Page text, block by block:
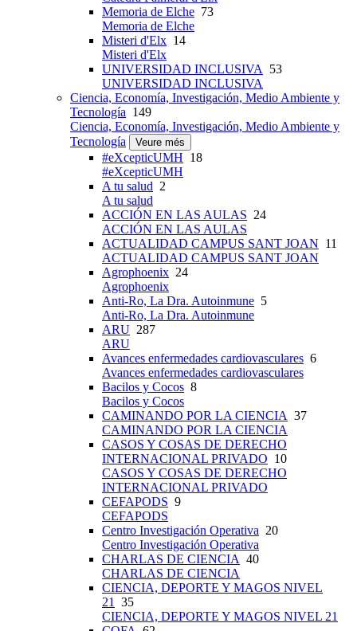
Memoria de Elche 73
Memoria de Elche
Misteri d'Elx 14
Misteri d'Elx
UNIVERSIDAD INCLUSIVA 53
UNIVERSIDAD INCLUSIVA
Ciencia, Economía, Investigación, Medio Ambiente y
Tecnología 149
Ciencia, Economía, Investigación, Medio Ambiente y
Tecnología
Veure més
#eXcepticUMH 18
#eXcepticUMH
A tu salud 2
A tu salud
ACCIÓN EN LAS AULAS 24
ACCIÓN EN LAS AULAS
ACTUALIDAD CAMPUS SANT JOAN 11
ACTUALIDAD CAMPUS SANT JOAN
Agrophoenix 24
Agrophoenix
Anti-Ro, La Dra. Autoinmune 5
Anti-Ro, La Dra. Autoinmune
ARU 287
ARU
Avances enfermedades cardiovasculares 6
Avances enfermedades cardiovasculares
Bacilos y Cocos 8
Bacilos y Cocos
CAMINANDO POR LA CIENCIA 37
CAMINANDO POR LA CIENCIA
CASOS Y COSAS DE DERECHO
INTERNACIONAL PRIVADO 10
CASOS Y COSAS DE DERECHO
INTERNACIONAL PRIVADO
CEFAPODS 9
CEFAPODS
Centro Investigación Operativa 20
Centro Investigación Operativa
CHARLAS DE CIENCIA 40
CHARLAS DE CIENCIA
CIENCIA, DEPORTE Y MAGOS NIVEL
21 35
CIENCIA, DEPORTE Y MAGOS NIVEL 21